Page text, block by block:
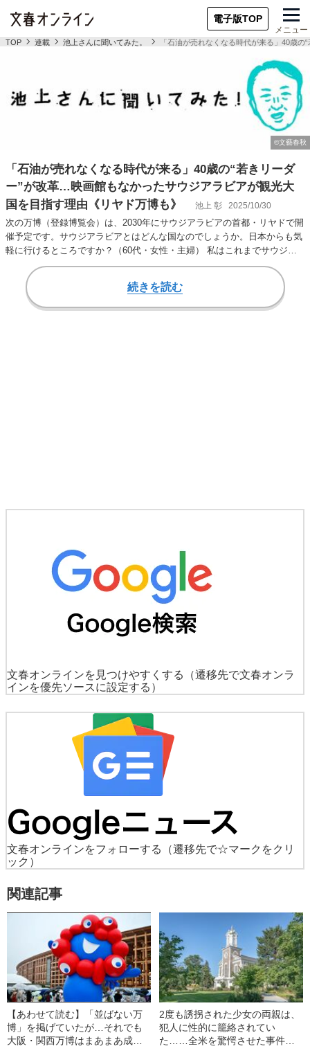
電子版TOP
メニュー
TOP 連載 池上さんに聞いてみた。 「石油が売れなくなる時代が来る」40歳
「石油が売れなくなる時代が来る」40歳の“若きリーダ
ー”が改革…映画館もなかったサウジアラビアが観光大
国を目指す理由《リヤド万博も》
池上 彰 2025/10/30
次の万博（登録博覧会）は、2030年にサウジアラビアの首都・リヤドで開
催予定です。サウジアラビアとはどんな国なのでしょうか。日本からも気
軽に行けるところですか？（60代・女性・主婦） 私はこれまでサウジア
ラビアには…
続きを読む
文春オンラインを見つけやすくする
（遷移先で文春オンラ
インを優先ソースに設定する）
文春オンラインをフォローする
（遷移先で☆マークをクリ
ック）
関連記事
【あわせて読む】「並ばない万
博」を掲げていたが…それでも
大阪・関西万博はまあまあ成功
2度も誘拐された少女の両親は、
犯人に性的に籠絡されてい
た……全米を驚愕させた事件と